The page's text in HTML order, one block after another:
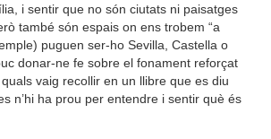
i sentir que no són ciutats ni paisatges
també són espais on ens trobem “a
puguen ser-ho Sevilla, Castella o
donar-ne fe sobre el fonament reforçat
vaig recollir en un llibre que es diu
n’hi ha prou per entendre i sentir què és